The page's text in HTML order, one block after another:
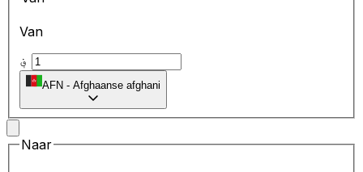
Van
AFN - Afghaanse afghani
Naar